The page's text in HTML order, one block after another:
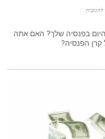
לתגובות
–
כל
בפנסיה שלך? האם אתה
הפנסיה?